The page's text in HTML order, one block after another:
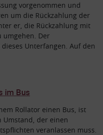
vorgenommen und
um die Rückzahlung der
er, die Rückzahlung mit
umgehen. Der
Unterfangen. Auf den
im Bus
Rollator einen Bus, ist
Umstand, der einen
veranlassen muss.